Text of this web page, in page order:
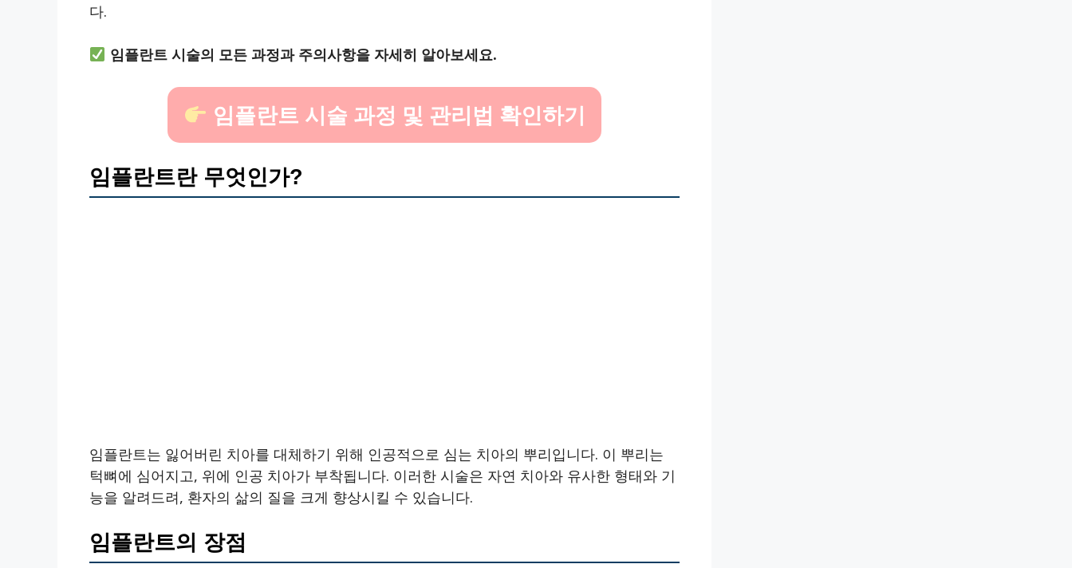
다.
임플란트 시술의 모든 과정과 주의사항을 자세히 알아보세요.
임플란트 시술 과정 및 관리법 확인하기
임플란트란 무엇인가?
임플란트는 잃어버린 치아를 대체하기 위해 인공적으로 심는 치아의 뿌리입니다. 이 뿌리는
턱뼈에 심어지고, 위에 인공 치아가 부착됩니다. 이러한 시술은 자연 치아와 유사한 형태와 기
능을 알려드려, 환자의 삶의 질을 크게 향상시킬 수 있습니다.
임플란트의 장점